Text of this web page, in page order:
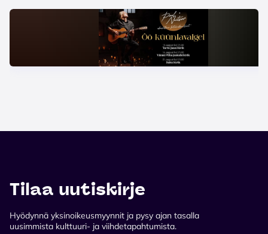
Tilaa uutiskirje
Hyödynnä yksinoikeusmyynnit ja pysy ajan tasalla
uusimmista kulttuuri- ja viihdetapahtumista.